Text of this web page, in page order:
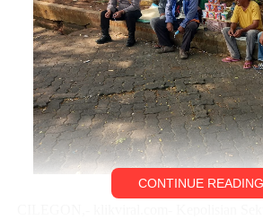
CONTINUE READING